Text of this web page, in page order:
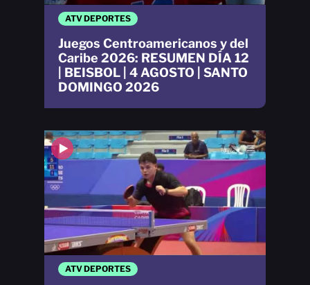
ATV DEPORTES
ATV DEPORTES
Juegos Centroamericanos y del
Caribe 2026: RESUMEN DÍA 12
| BEISBOL | 4 AGOSTO | SANTO
DOMINGO 2026